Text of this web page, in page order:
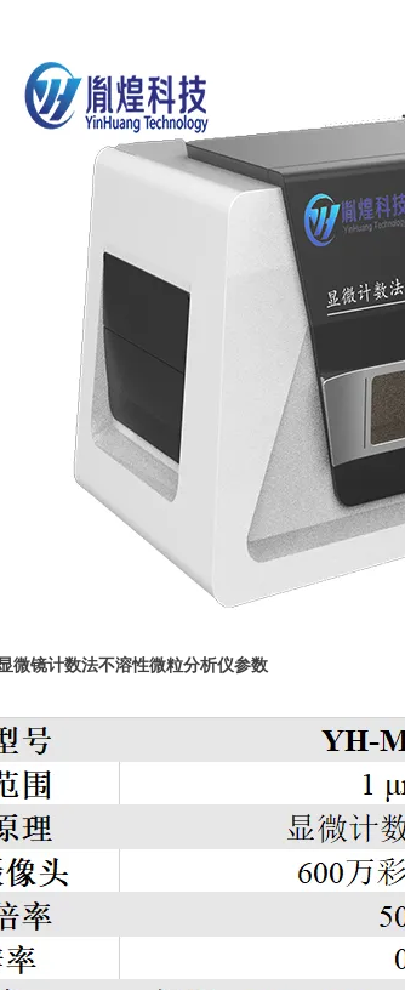
微镜计数法不溶性微粒分析仪参数